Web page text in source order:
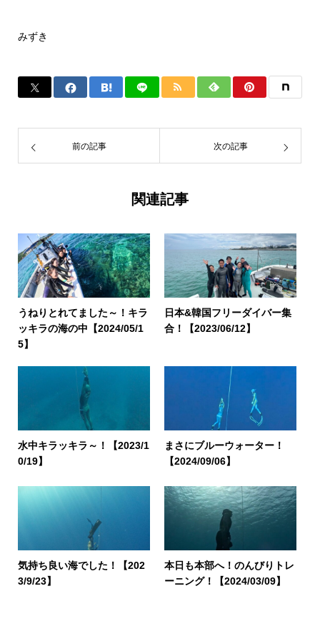
みずき
前の記事 次の記事
関連記事
うねりとれてました～！キラ
ッキラの海の中【2024/05/1
5】
日本&韓国フリーダイバー集
合！【2023/06/12】
水中キラッキラ～！【2023/1
0/19】
まさにブルーウォーター！
【2024/09/06】
気持ち良い海でした！【202
3/9/23】
本日も本部へ！のんびりトレ
ーニング！【2024/03/09】